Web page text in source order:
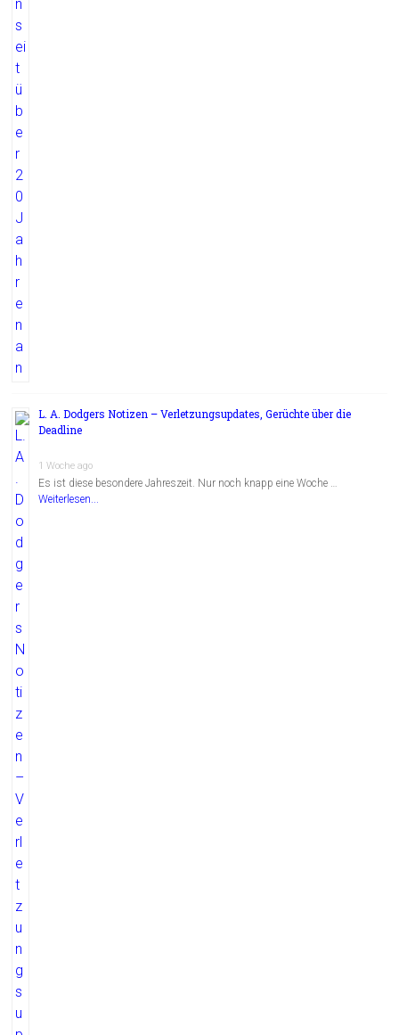
L. A. Dodgers Notizen – Verletzungsupdates, Gerüchte über die
Deadline
1 Woche ago
Es ist diese besondere Jahreszeit. Nur noch knapp eine Woche …
Weiterlesen...